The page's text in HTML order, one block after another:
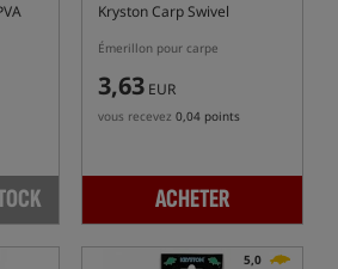
Kryston Carp Swivel
Émerillon pour carpe
3,63 EUR
vous recevez 0,04 points
ACHETER
5,0